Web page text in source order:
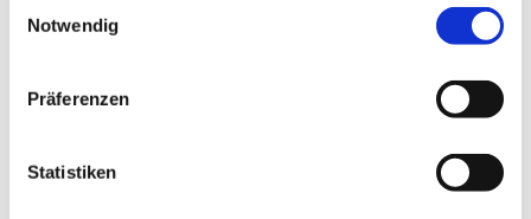
Notwendig
Präferenzen
Statistiken
befreien!
RaumZeitBelastungen & Orte der
Modul 4 & 5
Seelenzentrierte Geomantie
Unsere LebensRäume sind untrennbar mit uns